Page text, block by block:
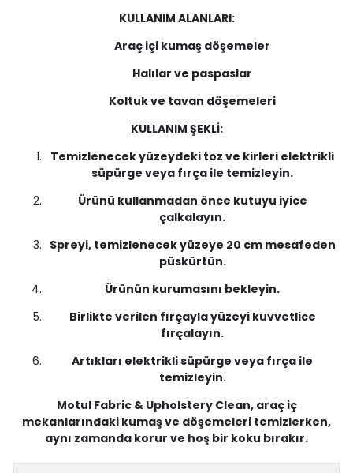
KULLANIM ALANLARI:
Araç içi kumaş döşemeler
Halılar ve paspaslar
Koltuk ve tavan döşemeleri
KULLANIM ŞEKLİ:
Temizlenecek yüzeydeki toz ve kirleri elektrikli
süpürge veya fırça ile temizleyin.
Ürünü kullanmadan önce kutuyu iyice
çalkalayın.
Spreyi, temizlenecek yüzeye 20 cm mesafeden
püskürtün.
Ürünün kurumasını bekleyin.
Birlikte verilen fırçayla yüzeyi kuvvetlice
fırçalayın.
Artıkları elektrikli süpürge veya fırça ile
temizleyin.
Motul Fabric & Upholstery Clean, araç iç
mekanlarındaki kumaş ve döşemeleri temizlerken,
aynı zamanda korur ve hoş bir koku bırakır.